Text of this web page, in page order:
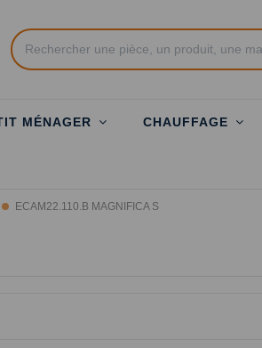
MÉNAGER CHAUFFAGE
ECAM22.110.B MAGNIFICA S